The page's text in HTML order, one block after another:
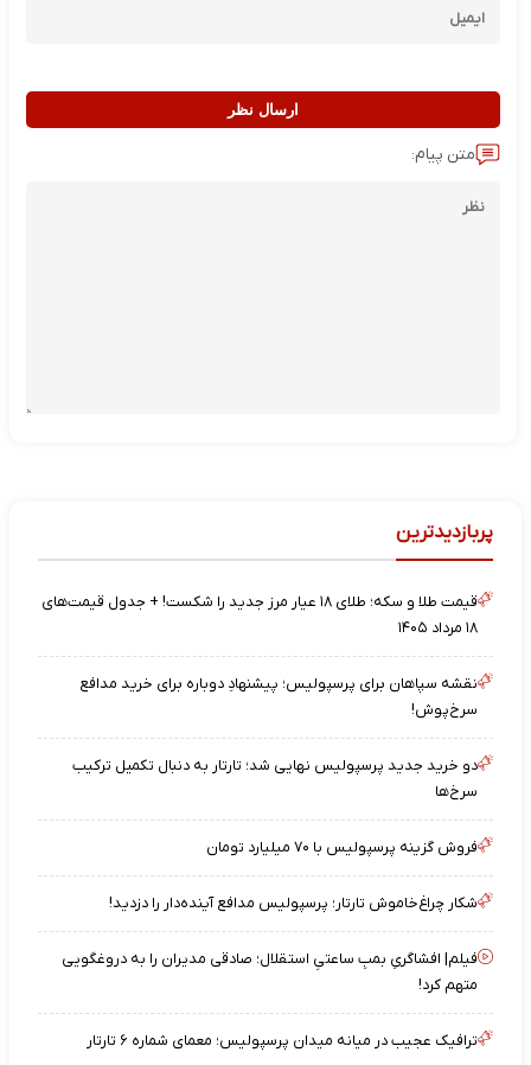
ارسال نظر
متن پیام:
پربازدیدترین
قیمت طلا و سکه؛ طلای ۱۸ عیار مرز جدید را شکست! + جدول قیمت‌های
۱۸ مرداد ۱۴۰۵
نقشه‌ سپاهان برای پرسپولیس؛ پیشنهادِ دوباره برای خرید مدافع
سرخ‌پوش!
دو خرید جدید پرسپولیس نهایی شد؛ تارتار به دنبال تکمیل ترکیب
سرخ‌ها
فروش گزینه پرسپولیس با ۷۰ میلیارد تومان
شکار چراغ‌خاموش تارتار؛ پرسپولیس مدافع آینده‌دار را دزدید!
فیلم| افشاگریِ بمبِ ساعتیِ استقلال؛ صادقی مدیران را به دروغگویی
متهم کرد!
ترافیک عجیب در میانه میدان پرسپولیس؛ معمای شماره ۶ تارتار